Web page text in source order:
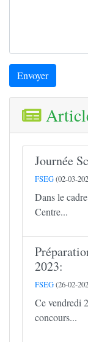
Envoyer
Journée
FSEG(02-03-
Dans le
Centre...
2023:
FSEG(26-02-
Ce vendredi
concours...